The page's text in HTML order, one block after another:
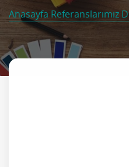
Anasayfa Referanslarımız